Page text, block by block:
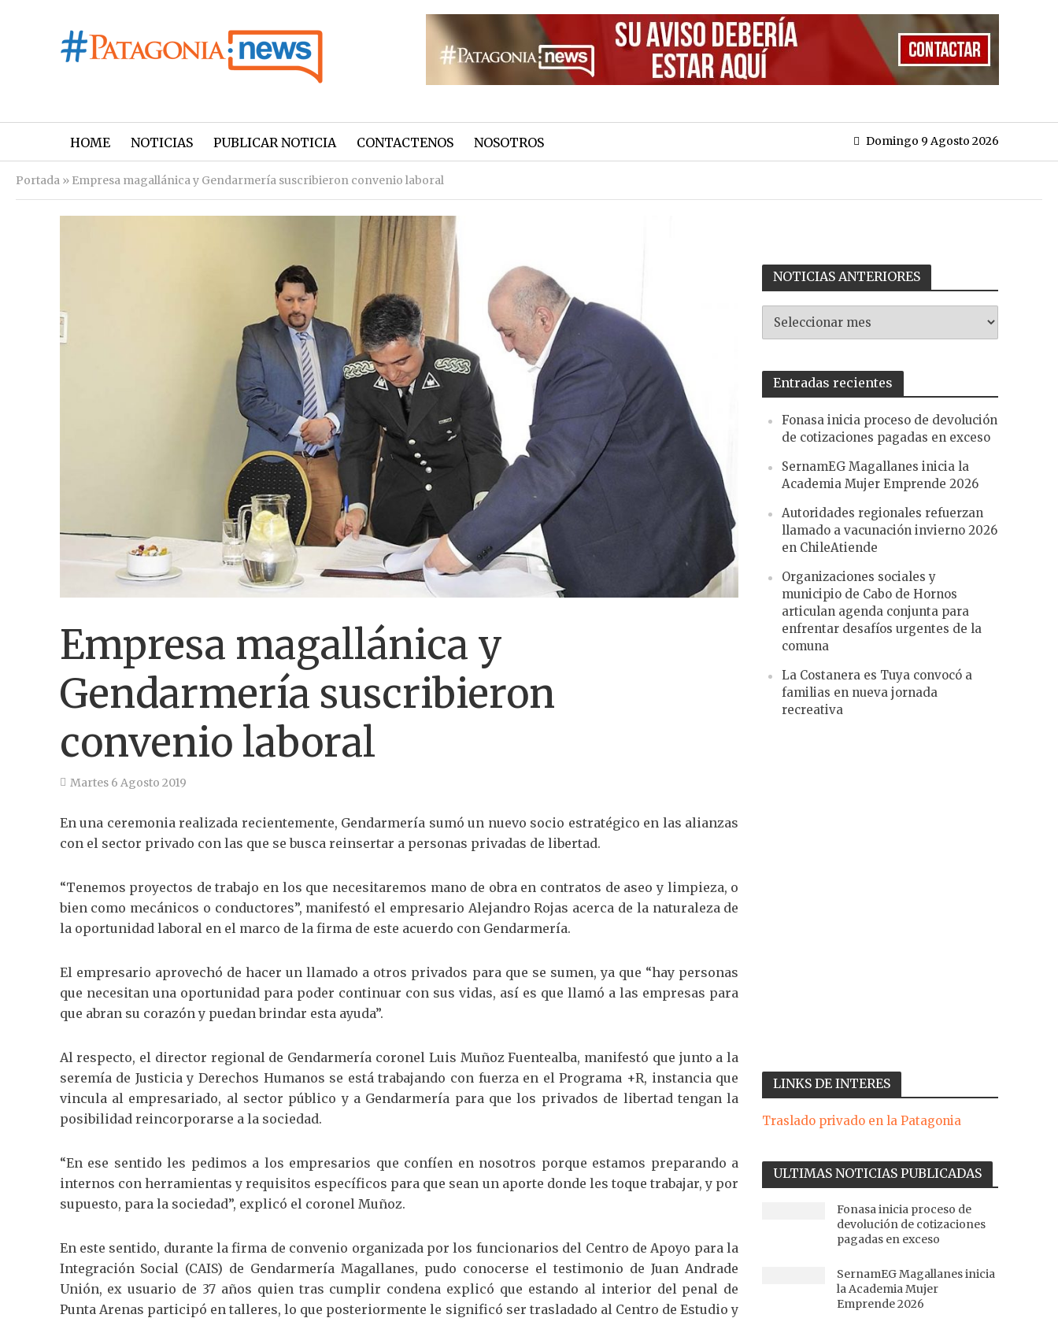
HOME NOTICIAS PUBLICAR NOTICIA CONTACTENOS NOSOTROS Domingo 9 Agosto 2026
Portada » Empresa magallánica y Gendarmería suscribieron convenio laboral
Empresa magallánica y
Gendarmería suscribieron
convenio laboral
Martes 6 Agosto 2019
En una ceremonia realizada recientemente, Gendarmería sumó un nuevo socio estratégico en las alianzas
con el sector privado con las que se busca reinsertar a personas privadas de libertad.
“Tenemos proyectos de trabajo en los que necesitaremos mano de obra en contratos de aseo y limpieza, o
bien como mecánicos o conductores”, manifestó el empresario Alejandro Rojas acerca de la naturaleza de
la oportunidad laboral en el marco de la firma de este acuerdo con Gendarmería.
El empresario aprovechó de hacer un llamado a otros privados para que se sumen, ya que “hay personas
que necesitan una oportunidad para poder continuar con sus vidas, así es que llamó a las empresas para
que abran su corazón y puedan brindar esta ayuda”.
Al respecto, el director regional de Gendarmería coronel Luis Muñoz Fuentealba, manifestó que junto a la
seremía de Justicia y Derechos Humanos se está trabajando con fuerza en el Programa +R, instancia que
vincula al empresariado, al sector público y a Gendarmería para que los privados de libertad tengan la
posibilidad reincorporarse a la sociedad.
“En ese sentido les pedimos a los empresarios que confíen en nosotros porque estamos preparando a
internos con herramientas y requisitos específicos para que sean un aporte donde les toque trabajar, y por
supuesto, para la sociedad”, explicó el coronel Muñoz.
En este sentido, durante la firma de convenio organizada por los funcionarios del Centro de Apoyo para la
Integración Social (CAIS) de Gendarmería Magallanes, pudo conocerse el testimonio de Juan Andrade
Unión, ex usuario de 37 años quien tras cumplir condena explicó que estando al interior del penal de
Punta Arenas participó en talleres, lo que posteriormente le significó ser trasladado al Centro de Estudio y
NOTICIAS ANTERIORES
NOTICIAS
ANTERIORES
Entradas recientes
Fonasa inicia proceso de devolución
de cotizaciones pagadas en exceso
SernamEG Magallanes inicia la
Academia Mujer Emprende 2026
Autoridades regionales refuerzan
llamado a vacunación invierno 2026
en ChileAtiende
Organizaciones sociales y
municipio de Cabo de Hornos
articulan agenda conjunta para
enfrentar desafíos urgentes de la
comuna
La Costanera es Tuya convocó a
familias en nueva jornada
recreativa
LINKS DE INTERES
Traslado privado en la Patagonia
ULTIMAS NOTICIAS PUBLICADAS
Fonasa inicia proceso de
devolución de cotizaciones
pagadas en exceso
SernamEG Magallanes inicia
la Academia Mujer
Emprende 2026